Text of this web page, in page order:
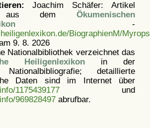
Joachim Schäfer: Artikel
aus dem Ökumenischen
-
BiographienM/
9. 8. 2026
Nationalbibliothek verzeichnet das
Heiligenlexikonin der
Nationalbibliografie; detaillierte
Daten sind im Internet über
1175439177und
969828497abrufbar.